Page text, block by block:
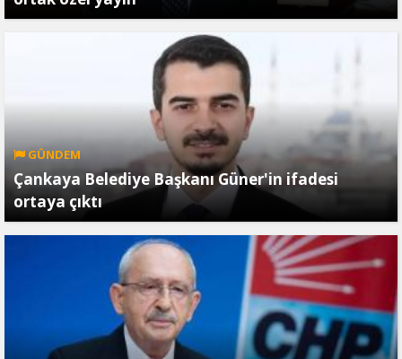
GÜNDEM
Çankaya Belediye Başkanı Güner'in ifadesi
ortaya çıktı